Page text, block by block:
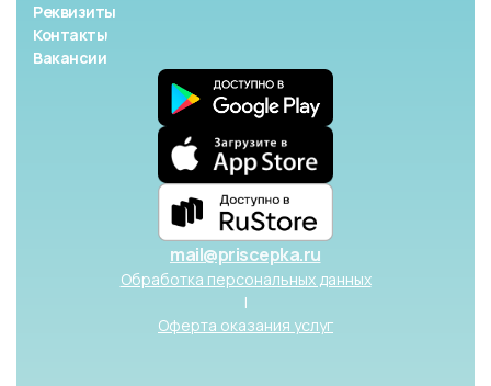
Реквизиты
Контакты
Вакансии
mail@priscepka.ru
Обработка персональных данных
|
Оферта оказания услуг